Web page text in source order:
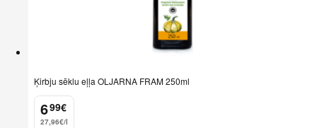
Ķirbju sēklu eļļa OLJARNA FRAM 250ml
6
. 99€
27,96€/l